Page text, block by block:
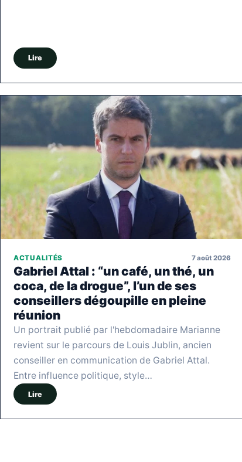
Lire
ACTUALITÉS 7 août 2026
Gabriel Attal : “un café, un thé, un
coca, de la drogue”, l’un de ses
conseillers dégoupille en pleine
réunion
Un portrait publié par l'hebdomadaire Marianne
revient sur le parcours de Louis Jublin, ancien
conseiller en communication de Gabriel Attal.
Entre influence politique, style…
Lire